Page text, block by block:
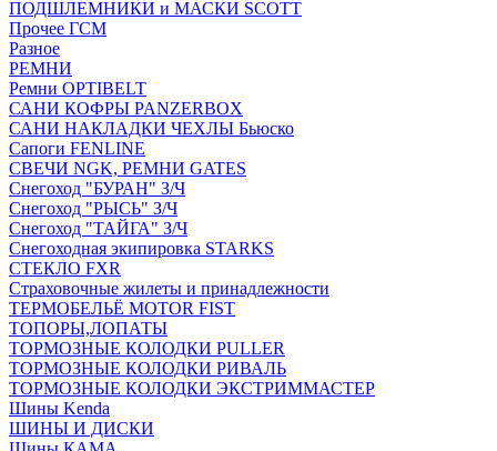
ПОДШЛЕМНИКИ и МАСКИ SCOTT
Прочее ГСМ
Разное
РЕМНИ
Ремни OPTIBELT
САНИ КОФРЫ PANZERBOX
САНИ НАКЛАДКИ ЧЕХЛЫ Бьюско
Сапоги FENLINE
СВЕЧИ NGK, РЕМНИ GATES
Снегоход "БУРАН" З/Ч
Снегоход "РЫСЬ" З/Ч
Снегоход "ТАЙГА" З/Ч
Снегоходная экипировка STARKS
СТЕКЛО FXR
Страховочные жилеты и принадлежности
ТЕРМОБЕЛЬЁ MOTOR FIST
ТОПОРЫ,ЛОПАТЫ
ТОРМОЗНЫЕ КОЛОДКИ PULLER
ТОРМОЗНЫЕ КОЛОДКИ РИВАЛЬ
ТОРМОЗНЫЕ КОЛОДКИ ЭКСТРИММАСТЕР
Шины Kenda
ШИНЫ И ДИСКИ